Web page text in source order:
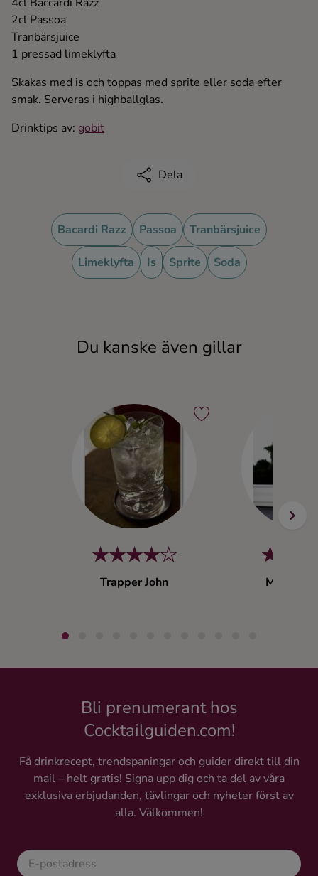
Konjak
Likör
Rom
Tequila
2cl Passoa
Tranbärsjuice
1 pressad limeklyfta
Skakas med is och toppas med sprite eller soda efter
smak. Serveras i highballglas.
Drinktips av: gobit
Dela
Bacardi Razz Passoa Tranbärsjuice
Limeklyfta Is Sprite Soda
Du kanske även gillar
Trapper John Melting
Bli prenumerant hos
Cocktailguiden.com!
Få drinkrecept, trendspaningar och guider direkt till din
mail – helt gratis! Signa upp dig och ta del av våra
exklusiva erbjudanden, tävlingar och nyheter först av
alla. Välkommen!